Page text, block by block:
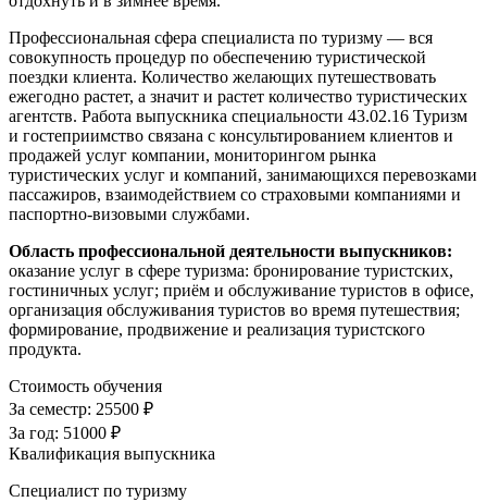
Профессиональная сфера специалиста по туризму — вся
совокупность процедур по обеспечению туристической
поездки клиента. Количество желающих путешествовать
ежегодно растет, а значит и растет количество туристических
агентств. Работа выпускника специальности 43.02.16 Туризм
и гостеприимство связана с консультированием клиентов и
продажей услуг компании, мониторингом рынка
туристических услуг и компаний, занимающихся перевозками
пассажиров, взаимодействием со страховыми компаниями и
паспортно-визовыми службами.
Область профессиональной деятельности выпускников:
оказание услуг в сфере туризма: бронирование туристских,
гостиничных услуг; приём и обслуживание туристов в офисе,
организация обслуживания туристов во время путешествия;
формирование, продвижение и реализация туристского
продукта.
Стоимость обучения
За семестр: 25500 ₽
За год: 51000 ₽
Квалификация выпускника
Специалист по туризму